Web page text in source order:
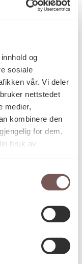
og
sosiale
vår. Vi deler
nettstedet
medier,
kombinere den
for dem,
bruk av